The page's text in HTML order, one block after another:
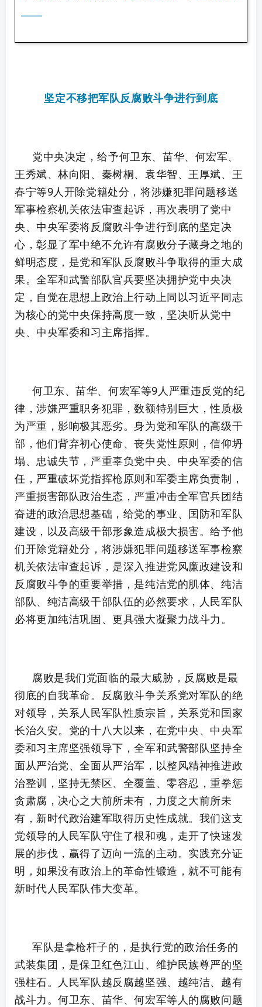
——
坚定不移把军队反腐败斗争进行到底
党中央决定，给予何卫东、苗华、何宏军、
王秀斌、林向阳、秦树桐、袁华智、王厚斌、王
春宁等9人开除党籍处分，将涉嫌犯罪问题移送
军事检察机关依法审查起诉，再次表明了党中
央、中央军委将反腐败斗争进行到底的坚定决
心，彰显了军中绝不允许有腐败分子藏身之地的
鲜明态度，是党和军队反腐败斗争取得的重大成
果。全军和武警部队官兵要坚决拥护党中央决
定，自觉在思想上政治上行动上同以习近平同志
为核心的党中央保持高度一致，坚决听从党中
央、中央军委和习主席指挥。
何卫东、苗华、何宏军等9人严重违反党的纪
律，涉嫌严重职务犯罪，数额特别巨大，性质极
为严重，影响极其恶劣。身为党和军队的高级干
部，他们背弃初心使命、丧失党性原则，信仰坍
塌、忠诚失节，严重辜负党中央、中央军委的信
任，严重破坏党指挥枪原则和军委主席负责制，
严重损害部队政治生态，严重冲击全军官兵团结
奋进的政治思想基础，给党的事业、国防和军队
建设，以及高级干部形象造成极大损害。给予他
们开除党籍处分，将涉嫌犯罪问题移送军事检察
机关依法审查起诉，是深入推进党风廉政建设和
反腐败斗争的重要举措，是纯洁党的肌体、纯洁
部队、纯洁高级干部队伍的必然要求，人民军队
必将更加纯洁巩固、更具强大凝聚力战斗力。
腐败是我们党面临的最大威胁，反腐败是最
彻底的自我革命。反腐败斗争关系党对军队的绝
对领导，关系人民军队性质宗旨，关系党和国家
长治久安。党的十八大以来，在党中央、中央军
委和习主席坚强领导下，全军和武警部队坚持全
面从严治党、全面从严治军，以整风精神推进政
治整训，坚持无禁区、全覆盖、零容忍，重拳惩
贪肃腐，决心之大前所未有，力度之大前所未
有，新时代政治建军取得历史性成就。我们这支
党领导的人民军队守住了根和魂，走开了快速发
展的步伐，赢得了迈向一流的主动。实践充分证
明，如果没有政治上的革命性锻造，就不可能有
新时代人民军队伟大变革。
军队是拿枪杆子的，是执行党的政治任务的
武装集团，是保卫红色江山、维护民族尊严的坚
强柱石。人民军队越反腐越坚强、越纯洁、越有
战斗力。何卫东、苗华、何宏军等人的腐败问题